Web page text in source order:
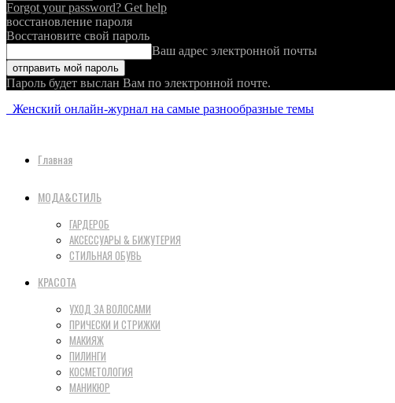
Forgot your password? Get help
восстановление пароля
Восстановите свой пароль
Ваш адрес электронной почты
Пароль будет выслан Вам по электронной почте.
Женский онлайн-журнал на самые разнообразные темы
Главная
МОДА&СТИЛЬ
ГАРДЕРОБ
АКСЕССУАРЫ & БИЖУТЕРИЯ
СТИЛЬНАЯ ОБУВЬ
КРАСОТА
УХОД ЗА ВОЛОСАМИ
ПРИЧЕСКИ И СТРИЖКИ
МАКИЯЖ
ПИЛИНГИ
КОСМЕТОЛОГИЯ
МАНИКЮР